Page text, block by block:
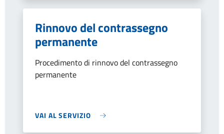
Rinnovo del contrassegno
permanente
Procedimento di rinnovo del contrassegno
permanente
VAI AL SERVIZIO